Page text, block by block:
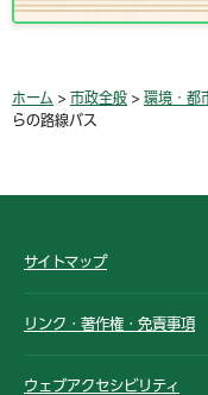
ホーム > 市政全般 > 環境・都
らの路線バス
サイトマップ
リンク・著作権・免責事項
ウェブアクセシビリティ